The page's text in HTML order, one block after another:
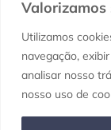
Utilizamos
navegação,
analisar nosso
nosso uso de